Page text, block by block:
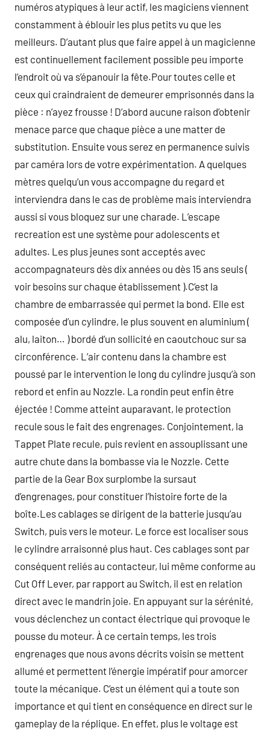
numéros atypiques à leur actif, les magiciens viennent
constamment à éblouir les plus petits vu que les
meilleurs. D’autant plus que faire appel à un magicienne
est continuellement facilement possible peu importe
l’endroit où va s’épanouir la fête.Pour toutes celle et
ceux qui craindraient de demeurer emprisonnés dans la
pièce : n’ayez frousse ! D’abord aucune raison d’obtenir
menace parce que chaque pièce a une matter de
substitution. Ensuite vous serez en permanence suivis
par caméra lors de votre expérimentation. A quelques
mètres quelqu’un vous accompagne du regard et
interviendra dans le cas de problème mais interviendra
aussi si vous bloquez sur une charade. L’escape
recreation est une système pour adolescents et
adultes. Les plus jeunes sont acceptés avec
accompagnateurs dès dix années ou dès 15 ans seuls (
voir besoins sur chaque établissement ).C’est la
chambre de embarrassée qui permet la bond. Elle est
composée d’un cylindre, le plus souvent en aluminium (
alu, laiton… ) bordé d’un sollicité en caoutchouc sur sa
circonférence. L’air contenu dans la chambre est
poussé par le intervention le long du cylindre jusqu’à son
rebord et enfin au Nozzle. La rondin peut enfin être
éjectée ! Comme atteint auparavant, le protection
recule sous le fait des engrenages. Conjointement, la
Tappet Plate recule, puis revient en assouplissant une
autre chute dans la bombasse via le Nozzle. Cette
partie de la Gear Box surplombe la sursaut
d’engrenages, pour constituer l’histoire forte de la
boîte.Les cablages se dirigent de la batterie jusqu’au
Switch, puis vers le moteur. Le force est localiser sous
le cylindre arraisonné plus haut. Ces cablages sont par
conséquent reliés au contacteur, lui même conforme au
Cut Off Lever, par rapport au Switch, il est en relation
direct avec le mandrin joie. En appuyant sur la sérénité,
vous déclenchez un contact électrique qui provoque le
pousse du moteur. À ce certain temps, les trois
engrenages que nous avons décrits voisin se mettent
allumé et permettent l’énergie impératif pour amorcer
toute la mécanique. C’est un élément qui a toute son
importance et qui tient en conséquence en direct sur le
gameplay de la réplique. En effet, plus le voltage est